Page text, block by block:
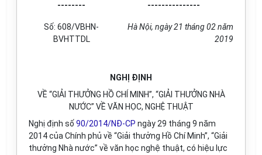
--------
---------------
Số: 608/VBHN-
BVHTTDL
Hà Nội, ngày 21 tháng 02 năm
2019
NGHỊ ĐỊNH
VỀ “GIẢI THƯỞNG HỒ CHÍ MINH”, “GIẢI THƯỞNG NHÀ
NƯỚC” VỀ VĂN HỌC, NGHỆ THUẬT
Nghị định số 90/2014/NĐ-CP ngày 29 tháng 9 năm
2014 của Chính phủ về “Giải thưởng Hồ Chí Minh”, “Giải
thưởng Nhà nước” về văn học nghệ thuật, có hiệu lực